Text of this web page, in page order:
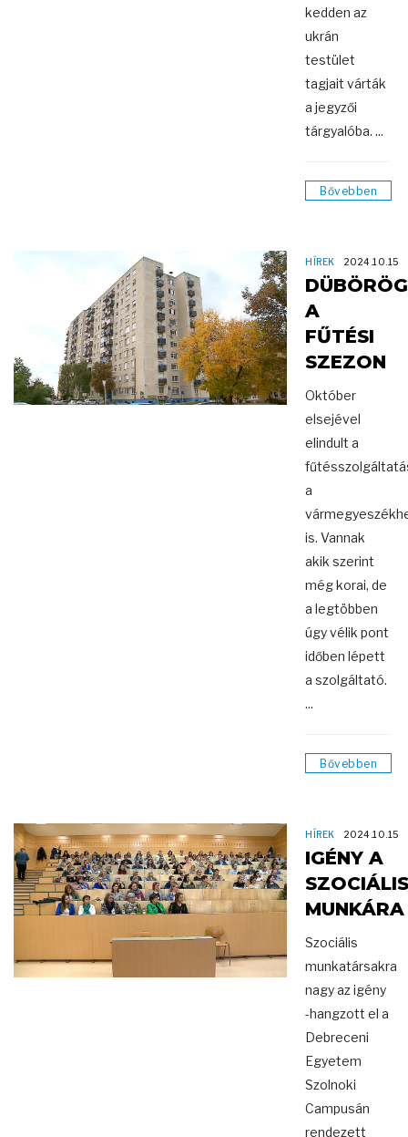
kedden az
ukrán
testület
tagjait várták
a jegyzői
tárgyalóba. ...
Bővebben
HÍREK 2024.10.15
DÜBÖRÖG
A
FŰTÉSI
SZEZON
Október
elsejével
elindult a
a
is. Vannak
akik szerint
még korai, de
a legtöbben
úgy vélik pont
időben lépett
a szolgáltató.
...
Bővebben
HÍREK 2024.10.15
IGÉNY A
SZOCIÁLIS
MUNKÁRA
Szociális
munkatársakra
nagy az igény
-hangzott el a
Debreceni
Egyetem
Szolnoki
Campusán
rendezett